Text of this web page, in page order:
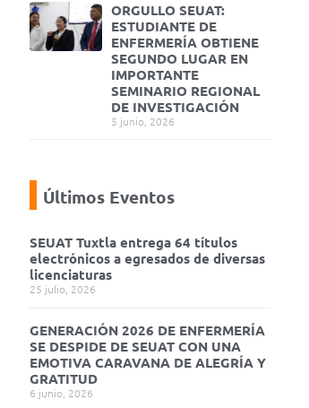
ORGULLO SEUAT:
ESTUDIANTE DE
ENFERMERÍA OBTIENE
SEGUNDO LUGAR EN
IMPORTANTE
SEMINARIO REGIONAL
DE INVESTIGACIÓN
5 junio, 2026
Últimos Eventos
SEUAT Tuxtla entrega 64 títulos
electrónicos a egresados de diversas
licenciaturas
25 julio, 2026
GENERACIÓN 2026 DE ENFERMERÍA
SE DESPIDE DE SEUAT CON UNA
EMOTIVA CARAVANA DE ALEGRÍA Y
GRATITUD
6 junio, 2026